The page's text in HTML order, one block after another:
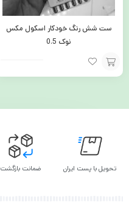
ست شش رنگ خودکار اسکول مکس
نوک 0.5
افزودن
تحویل با پست ایران ضمانت بازگشت